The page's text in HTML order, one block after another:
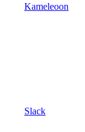
Kameleoon
Slack